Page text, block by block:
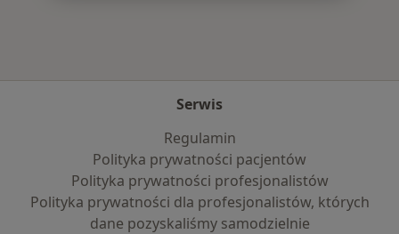
Serwis
Regulamin
Polityka prywatności pacjentów
Polityka prywatności profesjonalistów
Polityka prywatności dla profesjonalistów, których
dane pozyskaliśmy samodzielnie